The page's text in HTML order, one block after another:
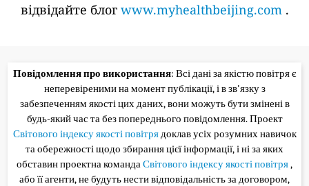
відвідайте блог www.myhealthbeijing.com.
Повідомлення про використання: Всі дані за якістю повітря є
неперевіреними на момент публікації, і в зв'язку з
забезпеченням якості цих даних, вони можуть бути змінені в
будь-який час та без попереднього повідомлення. Проект
Світового індексу якості повітрядоклав усіх розумних навичок
та обережності щодо збирання цієї інформації, і ні за яких
обставин проектна командаСвітового індексу якості повітря,
або її агенти, не будуть нести відповідальність за договором,